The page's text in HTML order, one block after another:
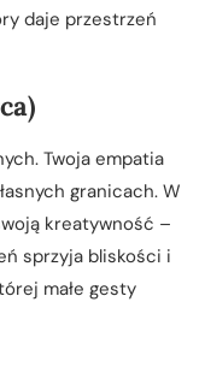
daje przestrzeń
Twoja empatia
granicach. W
kreatywność –
sprzyja bliskości i
małe gesty